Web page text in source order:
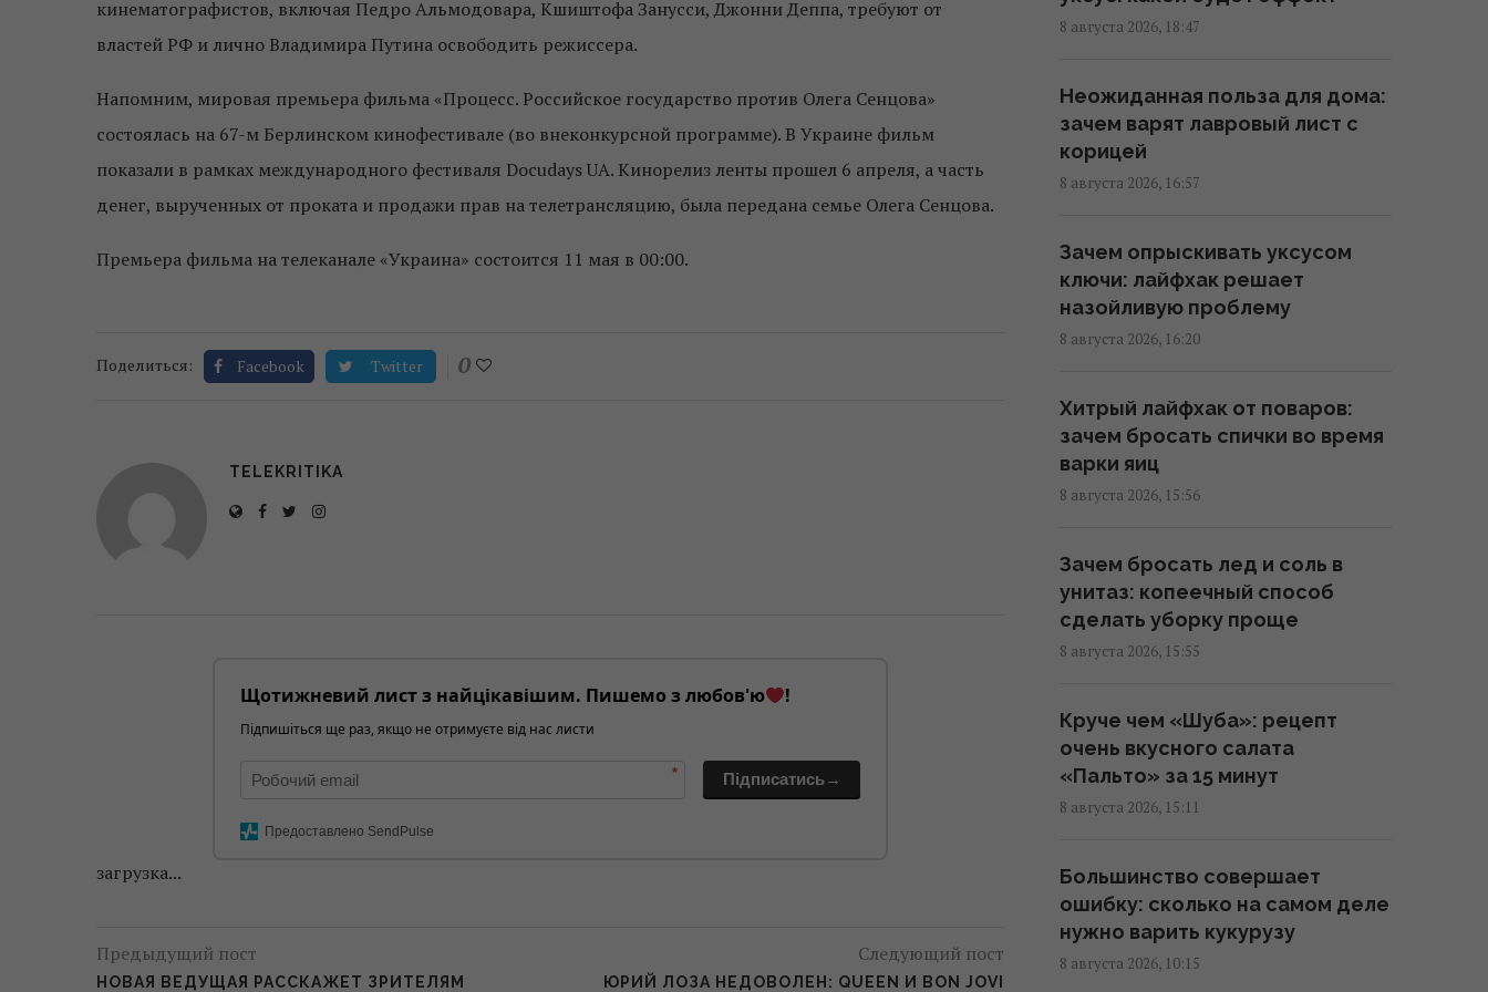
кинематографистов, включая Педро Альмодовара, Кшиштофа Занусси, Джонни Деппа, требуют от
властей РФ и лично Владимира Путина освободить режиссера.
Напомним, мировая премьера фильма «Процесс. Российское государство против Олега Сенцова»
состоялась на 67-м Берлинском кинофестивале (во внеконкурсной программе). В Украине фильм
показали в рамках международного фестиваля Docudays UA. Кинорелиз ленты прошел 6 апреля, а часть
денег, вырученных от проката и продажи прав на телетрансляцию, была передана семье Олега Сенцова.
Премьера фильма на телеканале «Украина» состоится 11 мая в 00:00.
Поделиться: Facebook Twitter 0
TELEKRITIKA
Щотижневий лист з найцікавішим. Пишемо з любов'ю !
Підпишіться ще раз, якщо не отримуєте від нас листи
* Підписатись→
Предоставлено SendPulse
загрузка...
Предыдущий пост
НОВАЯ ВЕДУЩАЯ РАССКАЖЕТ ЗРИТЕЛЯМ
Следующий пост
ЮРИЙ ЛОЗА НЕДОВОЛЕН: QUEEN И BON JOVI
Как отучить кота запрыгивать
12:08 воскресенье, 09 августа 2026
Новый фильм Marvel бьет
11:38 воскресенье, 09 августа 2026
Пенсионер сменил Майорку на
11:12 воскресенье, 09 августа 2026
"Я не вывожу": победительница
11:06 воскресенье, 09 августа 2026
Известный украинский певец
10:09 воскресенье, 09 августа 2026
Супруги купили старый дом в
09:38 воскресенье, 09 августа 2026
Каспровы-Верх: подъем на
8 августа 2026, 18:47
Неожиданная польза для дома:
зачем варят лавровый лист с
корицей
8 августа 2026, 16:57
Зачем опрыскивать уксусом
ключи: лайфхак решает
назойливую проблему
8 августа 2026, 16:20
Хитрый лайфхак от поваров:
зачем бросать спички во время
варки яиц
8 августа 2026, 15:56
Зачем бросать лед и соль в
унитаз: копеечный способ
сделать уборку проще
8 августа 2026, 15:55
Круче чем «Шуба»: рецепт
очень вкусного салата
«Пальто» за 15 минут
8 августа 2026, 15:11
Большинство совершает
ошибку: сколько на самом деле
нужно варить кукурузу
8 августа 2026, 10:15